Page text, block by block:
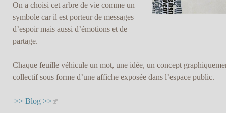
On a choisi cet arbre de vie comme un
symbole car il est porteur de messages
d’espoir mais aussi d’émotions et de
partage.
Chaque feuille véhicule un mot, une idée, un concept
collectif sous forme d’une affiche exposée dans l’espace public.
>> Blog >>